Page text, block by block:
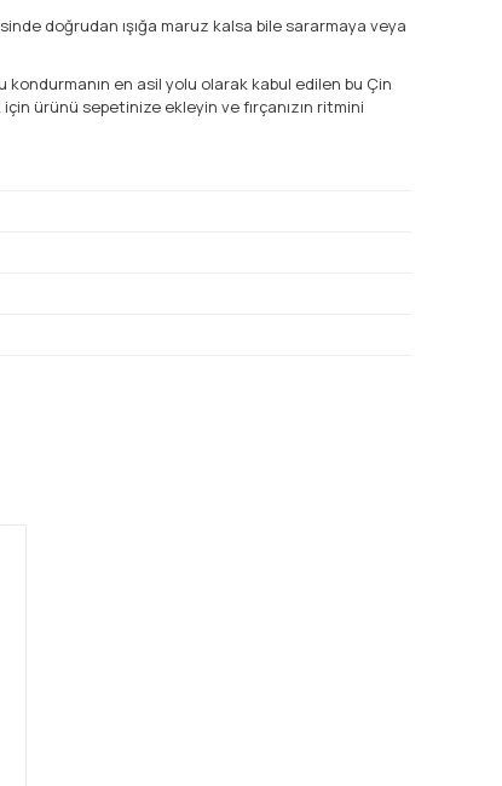
doğrudan ışığa maruz kalsa bile sararmaya veya
en asil yolu olarak kabul edilen bu Çin
için ürünü sepetinize ekleyin ve fırçanızın ritmini
iletebilirsiniz.